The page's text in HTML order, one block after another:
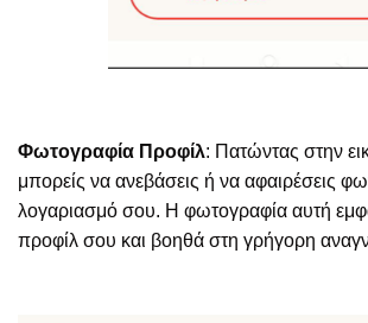
Φωτογραφία Προφίλ: Πατώντας στην
μπορείς να ανεβάσεις ή να αφαιρέσεις
λογαριασμό σου. Η φωτογραφία αυτή
προφίλ σου και βοηθά στη γρήγορη